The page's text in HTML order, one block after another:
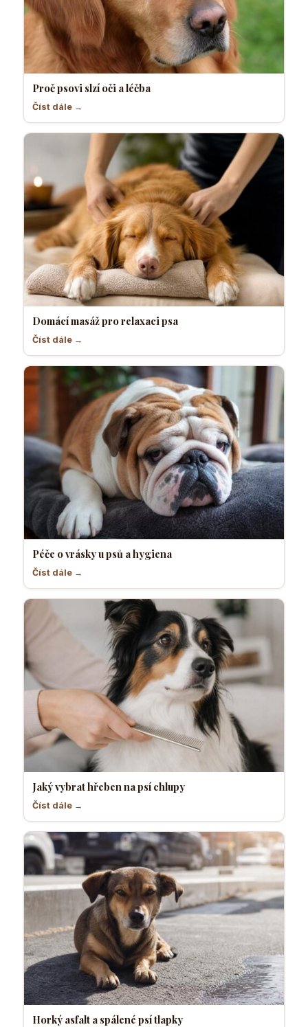
Proč psovi slzí oči a léčba
Číst dále →
Domácí masáž pro relaxaci psa
Číst dále →
Péče o vrásky u psů a hygiena
Číst dále →
Jaký vybrat hřeben na psí chlupy
Číst dále →
Horký asfalt a spálené psí tlapky